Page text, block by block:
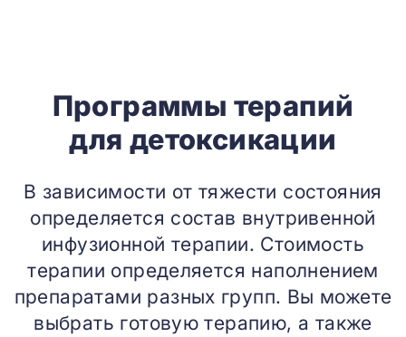
Программы терапий
для детоксикации
В зависимости от тяжести состояния
определяется состав внутривенной
инфузионной терапии. Стоимость
терапии определяется наполнением
препаратами разных групп. Вы можете
выбрать готовую терапию, а также